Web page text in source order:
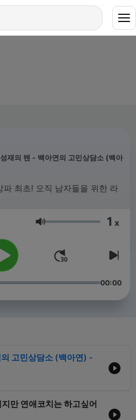
재의 텐 - 백아연의 고민상담소 (백아
최초! 오직 남자들을 위한 라
Volumen 1 x
00:00
고민상담소 (백아연) -
만 연애코치는 하고싶어